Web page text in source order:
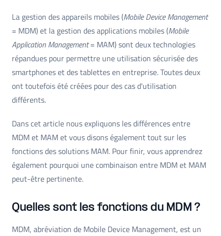
La gestion des appareils mobiles (Mobile Device Management
= MDM) et la gestion des applications mobiles (Mobile
Application Management= MAM) sont deux technologies
répandues pour permettre une utilisation sécurisée des
smartphones et des tablettes en entreprise. Toutes deux
ont toutefois été créées pour des cas d'utilisation
différents.
Dans cet article nous expliquons les différences entre
MDM et MAM et vous disons également tout sur les
fonctions des solutions MAM. Pour finir, vous apprendrez
également pourquoi une combinaison entre MDM et MAM
peut-être pertinente.
Quelles sont les fonctions du MDM ?
MDM, abréviation de Mobile Device Management, est un